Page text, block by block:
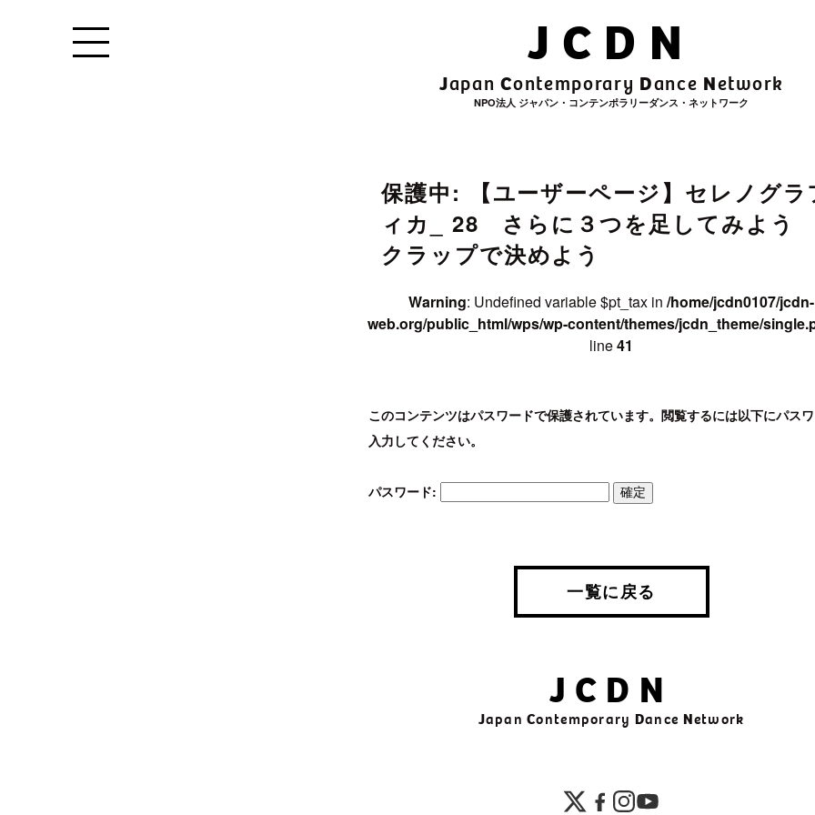
JCDN
JapanContemporary Dance Network
NPO法人 ジャパン・コンテンポラリーダンス・ネットワーク
Warning : Undefined variable $archive_title in/home/jcdn0107/
content/themes/jcdn_theme/single.php
保護中: 【ユーザーページ】セレノグラ
ィカ_ 28 さらに３つを足してみよ
クラップで決めよう
Warning: Undefined variable $pt_tax in /home/jcdn0107/jcdn-
web.org/public_html/wps/wp-content/themes/jcdn_theme/
line41
このコンテンツはパスワードで保護されています。閲覧するには以下にパス
入力してください。
パスワード:
一覧に戻る
JCDN
JapanContemporary Dance Network